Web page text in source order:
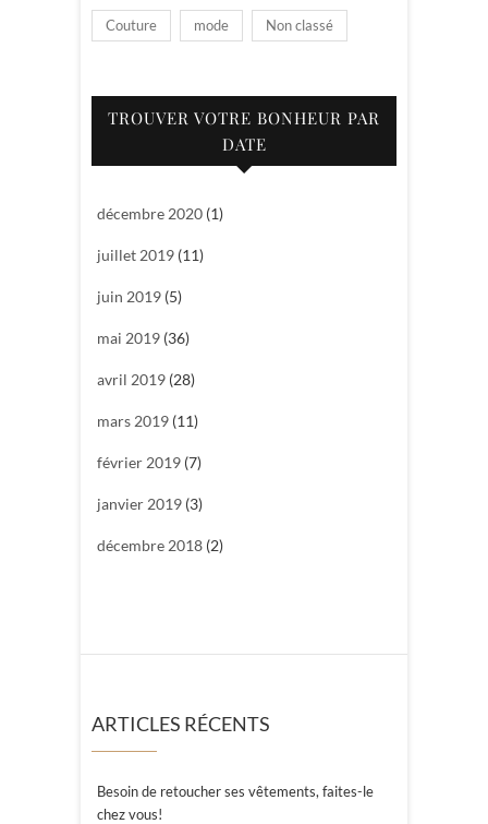
Couture mode Non classé
TROUVER VOTRE BONHEUR PAR
DATE
décembre 2020 (1)
juillet 2019 (11)
juin 2019 (5)
mai 2019 (36)
avril 2019 (28)
mars 2019 (11)
février 2019 (7)
janvier 2019 (3)
décembre 2018 (2)
ARTICLES RÉCENTS
Besoin de retoucher ses vêtements, faites-le
chez vous!